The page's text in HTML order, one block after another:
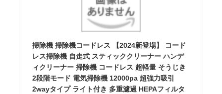
掃除機 掃除機コードレス 【2024新登場】 コード
レス掃除機 自走式 スティッククリーナー ハンデ
ィクリーナー 掃除機 コードレス 超軽量 そうじき
2段階モード 電気掃除機 12000pa 超強力吸引
2wayタイプ ライト付き 多重濾過 HEPAフィルタ